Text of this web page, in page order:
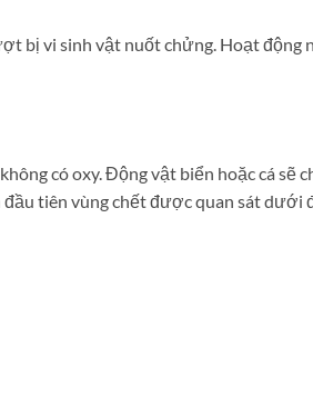
bị vi sinh vật nuốt chửng. Hoạt động
có oxy. Động vật biển hoặc cá sẽ
đầu tiên vùng chết được quan sát dưới